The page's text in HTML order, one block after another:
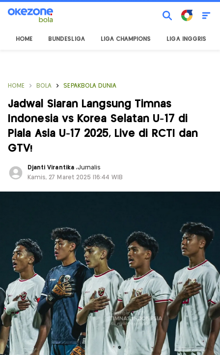
HOME BUNDESLIGA LIGA CHAMPIONS LIGA INGGRIS
HOME BOLA SEPAKBOLA DUNIA
Jadwal Siaran Langsung Timnas
Indonesia vs Korea Selatan U-17 di
Piala Asia U-17 2025, Live di RCTI dan
GTV!
Djanti Virantika ,Jurnalis
Kamis, 27 Maret 2025 |16:44 WIB